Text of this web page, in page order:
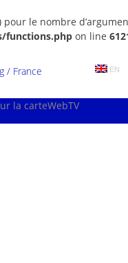
le nombre
functions.php on line
EN
/ France
la carteWebTV